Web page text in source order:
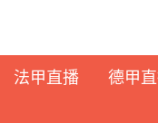
法甲直播 德甲